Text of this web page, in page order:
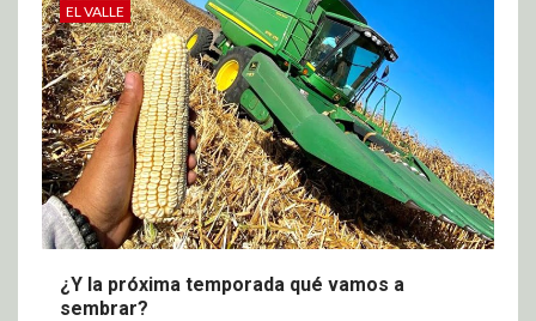
EL VALLE
¿Y la próxima temporada qué vamos a
sembrar?